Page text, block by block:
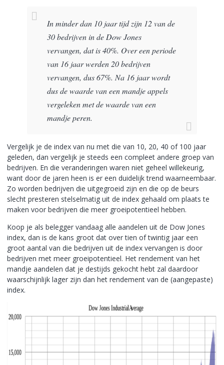
In minder dan 10 jaar tijd zijn 12 van de
30 bedrijven in de Dow Jones
vervangen, dat is 40%. Over een periode
van 16 jaar werden 20 bedrijven
vervangen, dus 67%. Na 16 jaar wordt
dus de waarde van een mandje appels
vergeleken met de waarde van een
mandje peren.
Vergelijk je de index van nu met die van 10, 20, 40 of 100 jaar
geleden, dan vergelijk je steeds een compleet andere groep van
bedrijven. En die veranderingen waren niet geheel willekeurig,
want door de jaren heen is er een duidelijk trend waarneembaar.
Zo worden bedrijven die uitgegroeid zijn en die op de beurs
slecht presteren stelselmatig uit de index gehaald om plaats te
maken voor bedrijven die meer groeipotentieel hebben.
Koop je als belegger vandaag alle aandelen uit de Dow Jones
index, dan is de kans groot dat over tien of twintig jaar een
groot aantal van die bedrijven uit de index vervangen is door
bedrijven met meer groeipotentieel. Het rendement van het
mandje aandelen dat je destijds gekocht hebt zal daardoor
waarschijnlijk lager zijn dan het rendement van de (aangepaste)
index.